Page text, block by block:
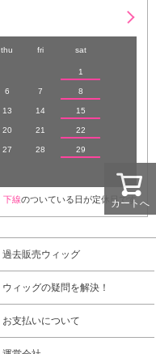
カートへ
thu fri sat
1
6 7 8
13 14 15
20 21 22
27 28 29
下線のついている日が定休日です
過去販売ウィッグ
ウィッグの疑問を解決！
お支払いについて